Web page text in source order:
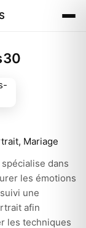
Mariage
dans
les émotions
une
afin
les techniques